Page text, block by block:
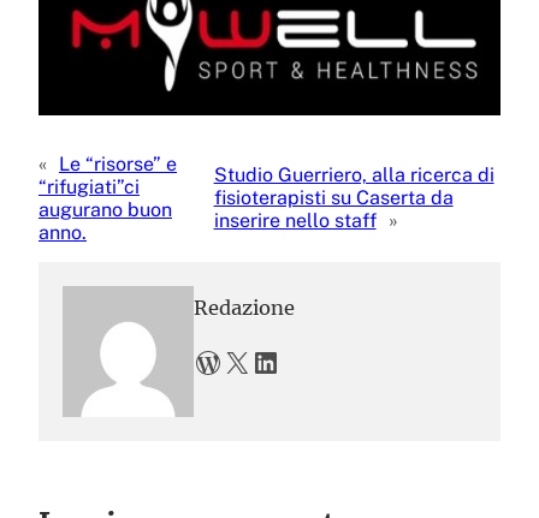
« Le “risorse” e
“rifugiati”ci
augurano buon
anno.
Studio Guerriero, alla ricerca di
fisioterapisti su Caserta da
inserire nello staff
»
Redazione
WordPress X LinkedIn